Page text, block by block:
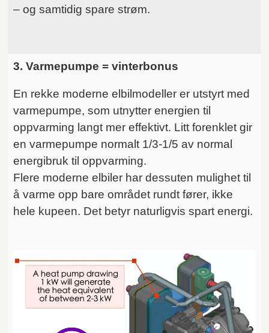
– og samtidig spare strøm.
3. Varmepumpe = vinterbonus
En rekke moderne elbilmodeller er utstyrt med
varmepumpe, som utnytter energien til
oppvarming langt mer effektivt. Litt forenklet gir
en varmepumpe normalt 1/3-1/5 av normal
energibruk til oppvarming.
Flere moderne elbiler har dessuten mulighet til
å varme opp bare området rundt fører, ikke
hele kupeen. Det betyr naturligvis spart energi.